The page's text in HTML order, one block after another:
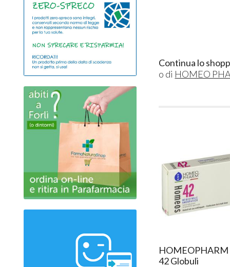
Continua lo
o di HOMEO
42 Globuli